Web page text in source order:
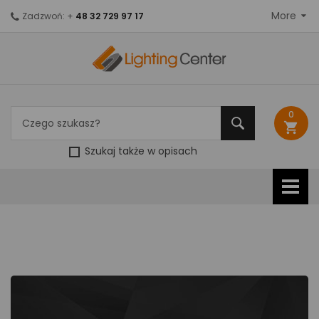
Szukaj także w opisach
0
shopping_cart
Zadzwoń: + 48 32 729 97 17 More